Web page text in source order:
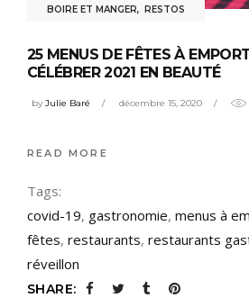
BOIRE ET MANGER, RESTOS
25 MENUS DE FÊTES À
CÉLÉBRER 2021 EN BEAUTÉ
byJulie Baré décembre 15, 2020
READ MORE
Tags:
covid-19, gastronomie, menus à
fêtes, restaurants, restaurants
réveillon
SHARE: